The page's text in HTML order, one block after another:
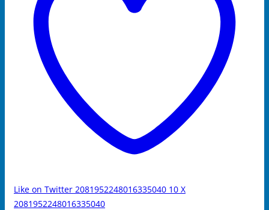
Like on Twitter 2081952248016335040 10 X
2081952248016335040